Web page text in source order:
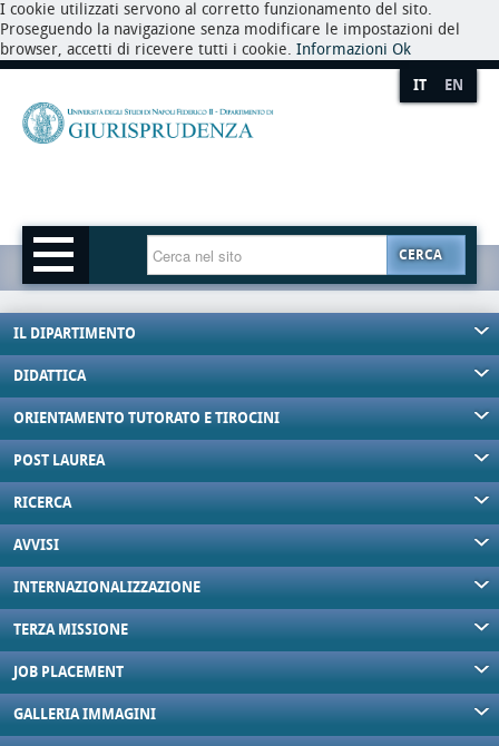
I cookie utilizzati servono al corretto funzionamento del sito.
Proseguendo la navigazione senza modificare le impostazioni del
browser, accetti di ricevere tutti i cookie. Informazioni Ok
IT EN
CERCA
IL DIPARTIMENTO
DIDATTICA
ORIENTAMENTO TUTORATO E TIROCINI
POST LAUREA
RICERCA
AVVISI
INTERNAZIONALIZZAZIONE
TERZA MISSIONE
JOB PLACEMENT
GALLERIA IMMAGINI